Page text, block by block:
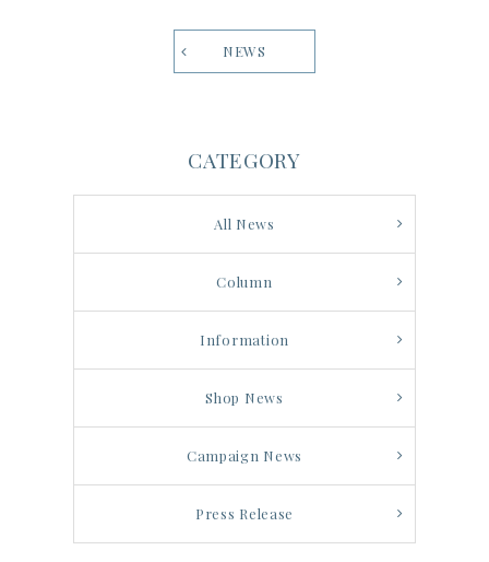
NEWS
CATEGORY
All News
Column
Information
Shop News
Campaign News
Press Release